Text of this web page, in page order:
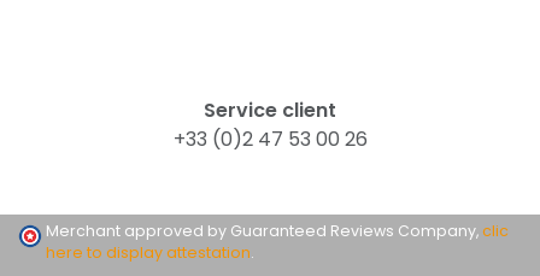
Service client
+33 (0)2 47 53 00 26
Merchant approved by Guaranteed Reviews Company,clic
here to display attestation.